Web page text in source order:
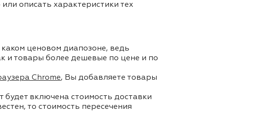
или описать характеристики тех
ценовом диапозоне, ведь
и товары более дешевые по цене и по
Chrome, Вы добавляете товары
будет включена стоимость доставки
то стоимость пересечения